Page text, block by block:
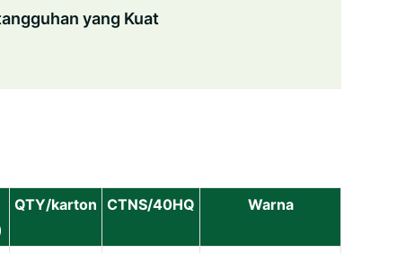
yang Kuat
QTY/karton CTNS/40HQ Warna